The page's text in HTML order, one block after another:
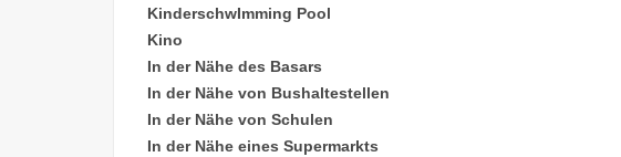
KinderschwImming Pool
Kino
In der Nähe des Basars
In der Nähe von Bushaltestellen
In der Nähe von Schulen
In der Nähe eines Supermarkts